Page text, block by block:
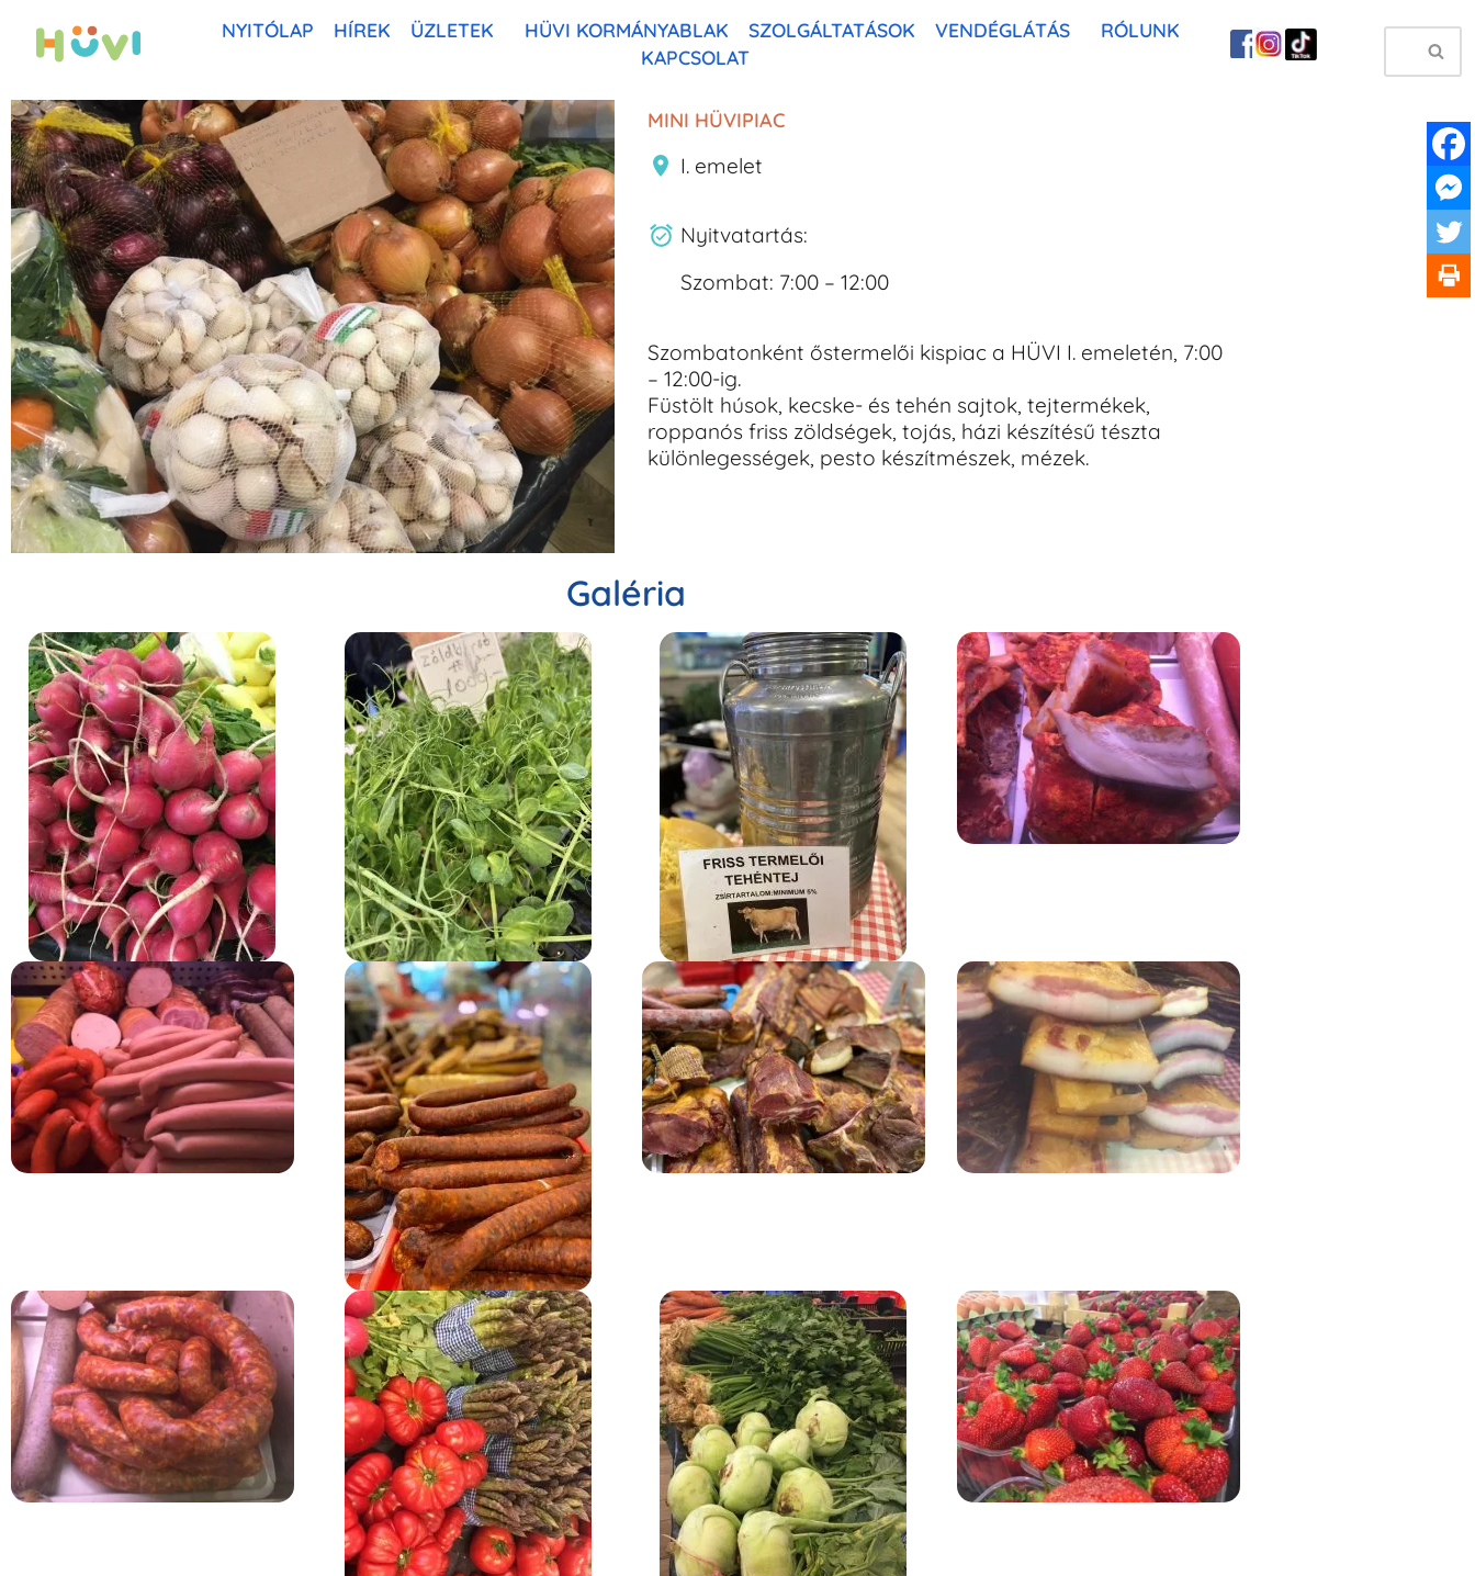
Skip
content
NYITÓLAP HÍREK ÜZLETEK HÜVI KORMÁNYABLAK SZOLGÁLTATÁSOK VENDÉGLÁTÁS
RÓLUNK
KAPCSOLAT
MINI HÜVIPIAC
I. emelet
Nyitvatartás:
Szombat: 7:00 – 12:00
Szombatonként őstermelői kispiac a HÜVI I. emeletén, 7:00
– 12:00-ig.
Füstölt húsok, kecske- és tehén sajtok, tejtermékek,
roppanós friss zöldségek, tojás, házi készítésű tészta
különlegességek, pesto készítmészek, mézek.
Galéria